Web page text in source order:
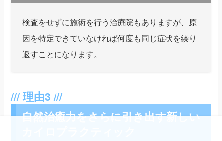
検査をせずに施術を行う治療院もありますが、原
因を特定できていなければ何度も同じ症状を繰り
返すことになります。
自然治癒力をさらに引き出す新しい